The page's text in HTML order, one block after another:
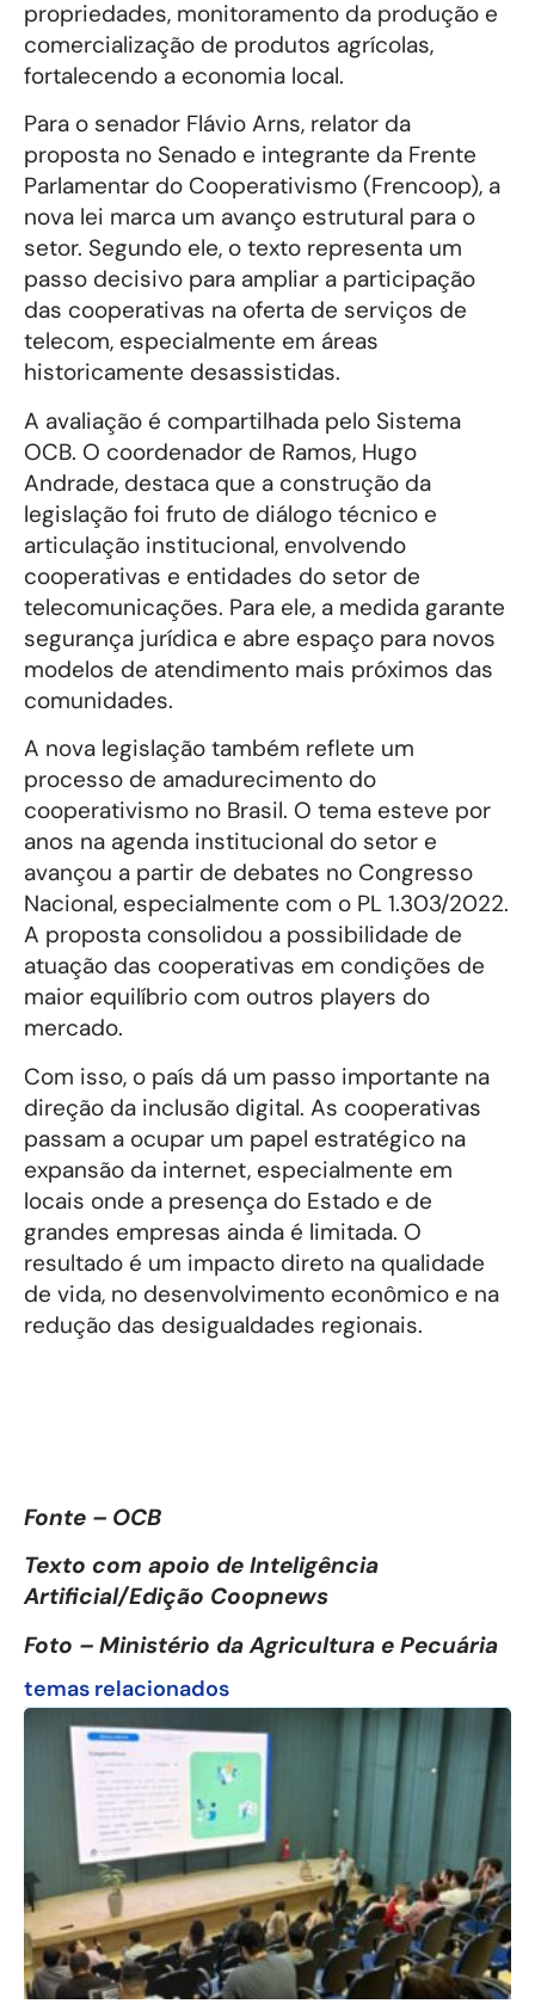
propriedades, monitoramento da produção e
comercialização de produtos agrícolas,
fortalecendo a economia local.
Para o senador Flávio Arns, relator da
proposta no Senado e integrante da Frente
Parlamentar do Cooperativismo (Frencoop), a
nova lei marca um avanço estrutural para o
setor. Segundo ele, o texto representa um
passo decisivo para ampliar a participação
das cooperativas na oferta de serviços de
telecom, especialmente em áreas
historicamente desassistidas.
A avaliação é compartilhada pelo Sistema
OCB. O coordenador de Ramos, Hugo
Andrade, destaca que a construção da
legislação foi fruto de diálogo técnico e
articulação institucional, envolvendo
cooperativas e entidades do setor de
telecomunicações. Para ele, a medida garante
segurança jurídica e abre espaço para novos
modelos de atendimento mais próximos das
comunidades.
A nova legislação também reflete um
processo de amadurecimento do
cooperativismo no Brasil. O tema esteve por
anos na agenda institucional do setor e
avançou a partir de debates no Congresso
Nacional, especialmente com o PL 1.303/2022.
A proposta consolidou a possibilidade de
atuação das cooperativas em condições de
maior equilíbrio com outros players do
mercado.
Com isso, o país dá um passo importante na
direção da inclusão digital. As cooperativas
passam a ocupar um papel estratégico na
expansão da internet, especialmente em
locais onde a presença do Estado e de
grandes empresas ainda é limitada. O
resultado é um impacto direto na qualidade
de vida, no desenvolvimento econômico e na
redução das desigualdades regionais.
Fonte – OCB
Texto com apoio de Inteligência
Artificial/Edição Coopnews
Foto – Ministério da Agricultura e Pecuária
temas relacionados